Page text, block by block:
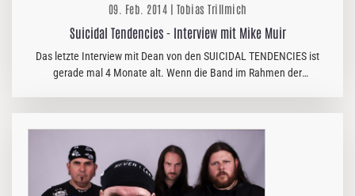
09. Feb. 2014 | Tobias Trillmich
Suicidal Tendencies - Interview mit Mike Muir
Das letzte Interview mit Dean von den SUICIDAL TENDENCIES ist
gerade mal 4 Monate alt. Wenn die Band im Rahmen der